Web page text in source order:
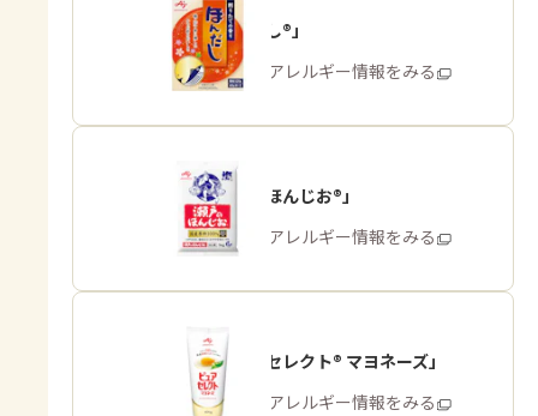
「ほんだし®」
商品・アレルギー情報をみる
「瀬戸のほんじお®」
商品・アレルギー情報をみる
「ピュアセレクト® マヨネーズ」
商品・アレルギー情報をみる